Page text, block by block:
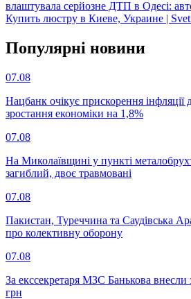
влаштувала серйозне ДТП в Одесі:
Купить люстру в Киеве, Украине |
Популярнi новини
07.08
Нацбанк очікує прискорення інфляції
зростання економіки на 1,8%
07.08
На Миколаївщині у пункті
загиблий, двоє травмовані
07.08
Пакистан, Туреччина та Саудівська
про колективну оборону
07.08
За екссекретаря МЗС Банькова внесли
грн